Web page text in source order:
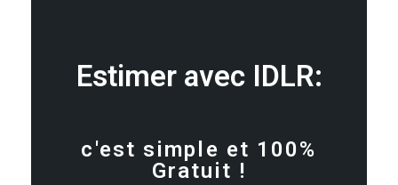
Estimer avec IDLR:
c'est simple et 100%
Gratuit !